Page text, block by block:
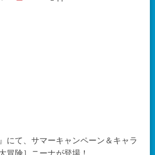
にて、サマーキャンペーン＆キャラ